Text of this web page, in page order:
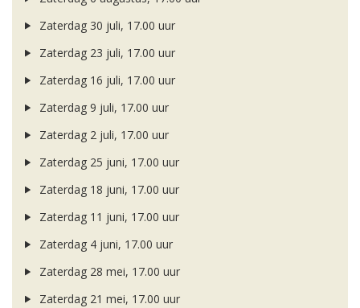
Zaterdag 30 juli, 17.00 uur
Zaterdag 23 juli, 17.00 uur
Zaterdag 16 juli, 17.00 uur
Zaterdag 9 juli, 17.00 uur
Zaterdag 2 juli, 17.00 uur
Zaterdag 25 juni, 17.00 uur
Zaterdag 18 juni, 17.00 uur
Zaterdag 11 juni, 17.00 uur
Zaterdag 4 juni, 17.00 uur
Zaterdag 28 mei, 17.00 uur
Zaterdag 21 mei, 17.00 uur